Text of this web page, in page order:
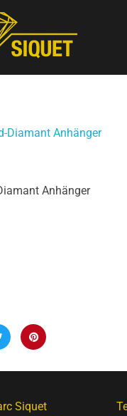
Anhänger
Siquet